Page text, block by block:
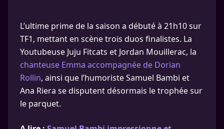
L’ultime prime de la saison a débuté à 21h10 sur
TF1, mettant en scène trois duos finalistes. La
Youtubeuse Juju Fitcats et Jordan Mouillerac, la
chanteuse Emma accompagnée de Dorian
Rollin, ainsi que l’humoriste Samuel Bambi et
Ana Riera se disputent désormais le trophée sur
le parquet.